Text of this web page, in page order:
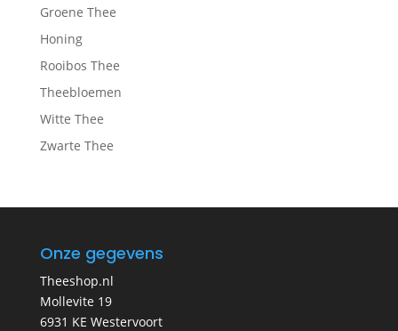
Groene Thee
Honing
Rooibos Thee
Theebloemen
Witte Thee
Zwarte Thee
Onze gegevens
Theeshop.nl
Mollevite 19
6931 KE Westervoort